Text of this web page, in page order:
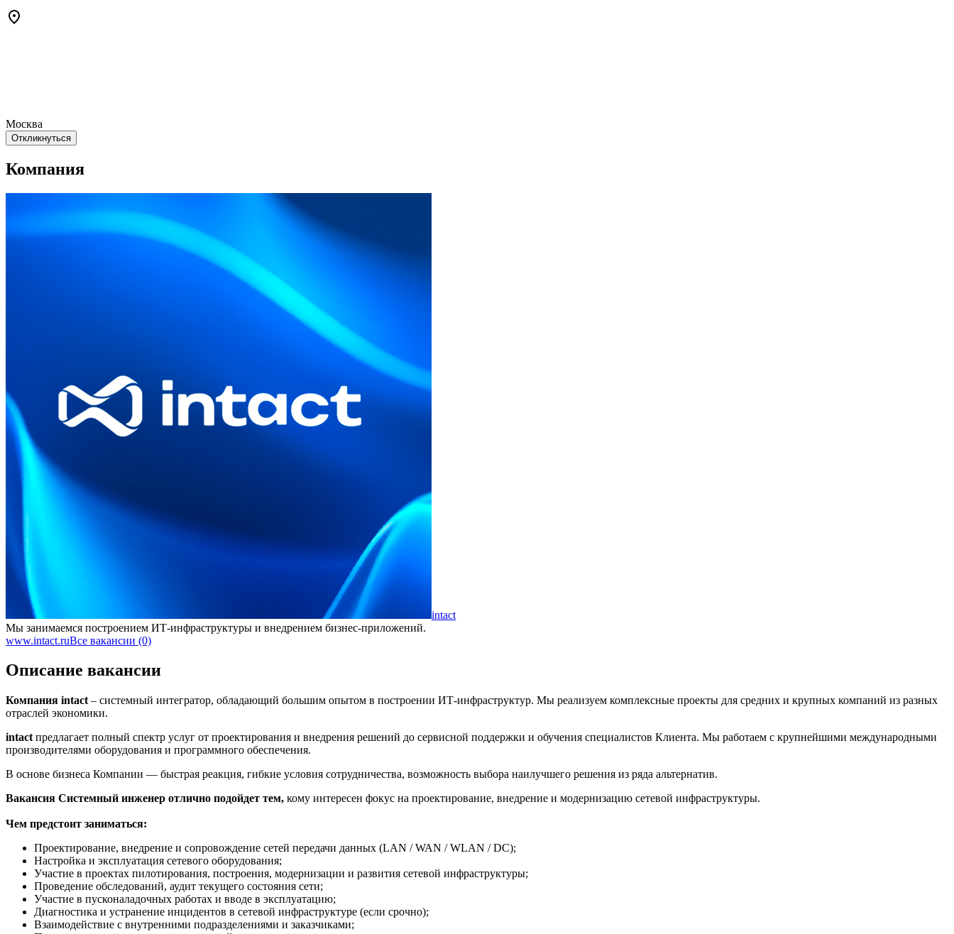
Москва
Откликнуться
Компания
intact
Мы занимаемся построением ИТ-инфраструктуры и внедрением бизнес-приложений.
www.intact.ruВсе вакансии (0)
Описание вакансии
Компания intact – системный интегратор, обладающий большим опытом в построении ИТ-инфраструктур. Мы реализуем комплексные проекты для средних и крупных компаний из разных
отраслей экономики.
intact предлагает полный спектр услуг от проектирования и внедрения решений до сервисной поддержки и обучения специалистов Клиента. Мы работаем с крупнейшими международными
производителями оборудования и программного обеспечения.
В основе бизнеса Компании — быстрая реакция, гибкие условия сотрудничества, возможность выбора наилучшего решения из ряда альтернатив.
Вакансия Системный инженер отлично подойдет тем, кому интересен фокус на проектирование, внедрение и модернизацию сетевой инфраструктуры.
Чем предстоит заниматься:
Проектирование, внедрение и сопровождение сетей передачи данных (LAN / WAN / WLAN / DC);
Настройка и эксплуатация сетевого оборудования;
Участие в проектах пилотирования, построения, модернизации и развития сетевой инфраструктуры;
Проведение обследований, аудит текущего состояния сети;
Участие в пусконаладочных работах и вводе в эксплуатацию;
Диагностика и устранение инцидентов в сетевой инфраструктуре (если срочно);
Взаимодействие с внутренними подразделениями и заказчиками;